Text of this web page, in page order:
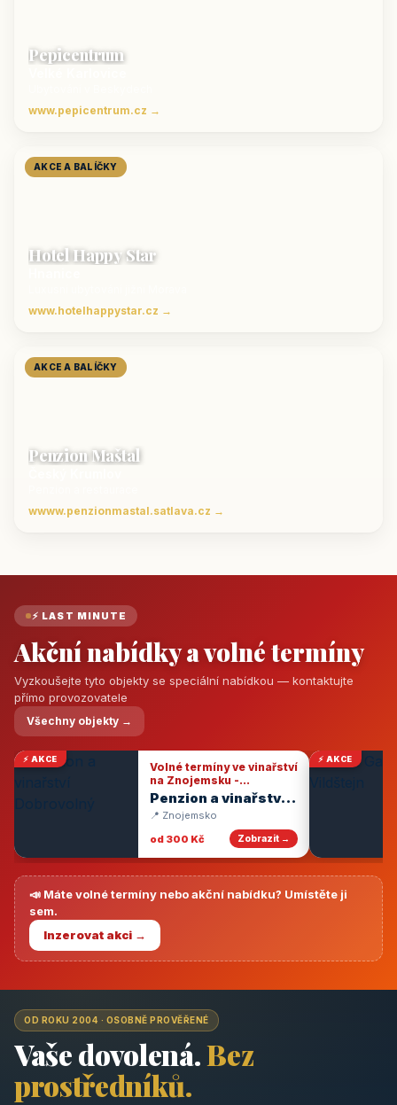
Pepicentrum
www.pepicentrum.cz →
AKCE A BALÍČKY
Hotel Happy Star
www.hotelhappystar.cz →
AKCE A BALÍČKY
Penzion Maštal
wwww.penzionmastal.satlava.cz →
⚡ LAST MINUTE
Akční nabídky a volné termíny
Vyzkoušejte tyto objekty se speciální nabídkou — kontaktujte
přímo provozovatele
Všechny objekty →
⚡ AKCE
Volné termíny ve vinařství
na Znojemsku -
degustace vín
Penzion a vinařství
Dobrovolný
📍 Znojemsko
od 300 Kč
Zobrazit →
⚡ AKCE
📣 Máte volné termíny nebo akční nabídku? Umístěte ji
sem.
Inzerovat akci →
OD ROKU 2004 · OSOBNĚ PROVĚŘENÉ
Vaše dovolená.Bez
prostředníků.